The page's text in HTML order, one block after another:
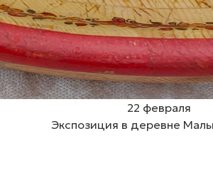
22 февраля
Экспозиция в деревне